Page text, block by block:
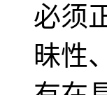
必须
昧性